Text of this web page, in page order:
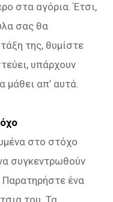
στα αγόρια. Έτσι,
σας θα
της, θυμίστε
υπάρχουν
μάθει απ’ αυτά.
στο στόχο
συγκεντρωθούν
ένα
του. Τα